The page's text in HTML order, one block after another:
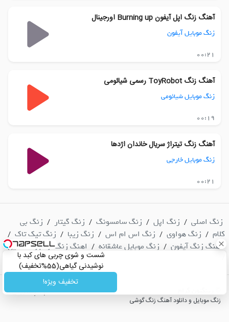
شست و شوی چربی های کبد با
نوشیدنی گیاهی(55%تخفیف)
تخفیف ویژه!
آهنگ زنگ اپل آیفون Burning up اورجینال
زنگ موبایل آیفون
00:21
آهنگ زنگ ToyRobot رسمی شیائومی
زنگ موبایل شیائومی
00:19
آهنگ زنگ تیتراژ سریال خاندان اژدها
زنگ موبایل خارجی
00:21
زنگ اصلی / زنگ اپل / زنگ سامسونگ / زنگ گیتار / زنگ بی
کلام / زنگ هواوی / زنگ اس ام اس / زنگ زیبا / زنگ تیک تاک /
آهنگ زنگ آیفون / زنگ موبایل عاشقانه / اهنگ زنگ ارام و دلنشین
| پشتیبانی
زنگ موبایل و دانلود آهنگ زنگ گوشی